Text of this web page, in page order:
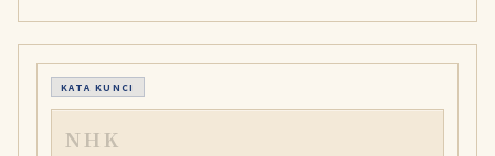
membawa hujan lebat. Otoritas tetap memperingatkan
risiko tanah longsor serta angin kencang di sejumlah
wilayah.
KATA KUNCI
NHK